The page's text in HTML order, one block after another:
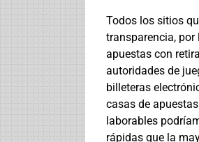
Todos los sitios
transparencia, por
apuestas con
autoridades de
billeteras
casas de
laborables
rápidas que la